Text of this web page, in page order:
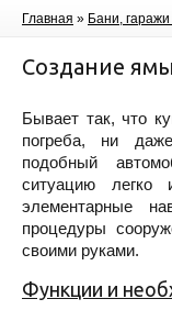
Главная » Бани,
Создание
Бывает так, что
погреба, ни
подобный
ситуацию легко
элементарные
процедуры
своими руками.
Функции и